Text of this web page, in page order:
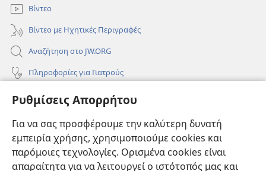
Ρυθμίσεις Απορρήτου
Για να σας προσφέρουμε την καλύτερη δυνατή
εμπειρία χρήσης, χρησιμοποιούμε cookies και
παρόμοιες τεχνολογίες. Ορισμένα cookies είναι
απαραίτητα για να λειτουργεί ο ιστότοπός μας και
Βίντεο
Βίντεο με Ηχητικές Περιγραφές
Αναζήτηση στο JW.ORG
Πληροφορίες για Γιατρούς
Πληροφορίες για Επίσημους Φορείς και ΜΜΕ
Συνεισφορές
(ανοίγει